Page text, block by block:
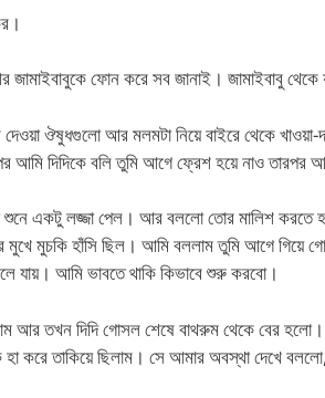
জামাইবাবুকে ফোন করে সব জানাই। জামাইবাবু থেকে
ঔষুধগুলো আর মলমটা নিয়ে বাইরে থেকে খাওয়া-
আমি দিদিকে বলি তুমি আগে ফ্রেশ হয়ে নাও তারপর
শুনে একটু লজ্জা পেল। আর বললো তোর মালিশ করতে
মুখে মুচকি হাঁসি ছিল। আমি বললাম তুমি আগে গিয়ে
যায়। আমি ভাবতে থাকি কিভাবে শুরু করবো।
আর তখন দিদি গোসল শেষে বাথরুম থেকে বের
হা করে তাকিয়ে ছিলাম। সে আমার অবস্থা দেখে বললো,